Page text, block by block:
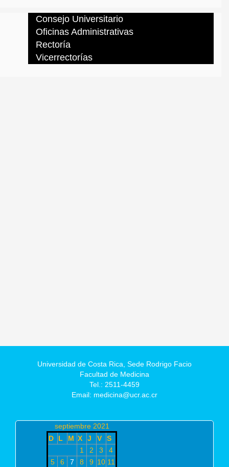
Consejo Universitario
Oficinas Administrativas
Rectoría
Vicerrectorías
Universidad de Costa Rica, Sede Rodrigo Facio
Facultad de Medicina
Tel.: 2511-4459
Email: medicina@ucr.ac.cr
septiembre 2021
D
L M X J V
S
1
2 3
4
5
6 7 8 9 10 11